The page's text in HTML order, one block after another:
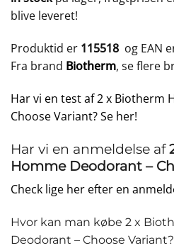
blive leveret!
Produktid er 115518 og EAN
Fra brand Biotherm, se flere
Har vi en test af 2 x Biotherm
Choose Variant? Se her!
Har vi en anmeldelse af
Homme Deodorant –
Check lige her efter en
Hvor kan man købe 2 x
Deodorant – Choose Variant?